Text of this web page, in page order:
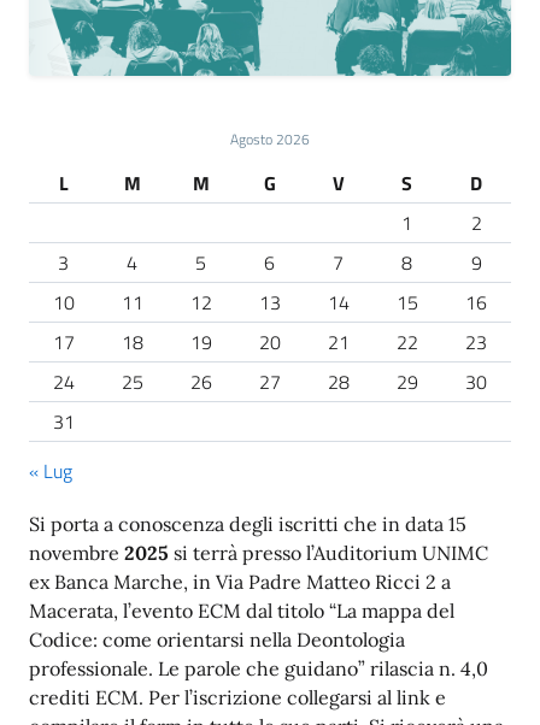
Agosto 2026
L M M G V S
D
1
2
3
4 5 6 7 8
9
10
11 12 13 14 15
16
17
18 19 20 21 22
23
24
25 26 27 28 29
30
31
« Lug
Si porta a conoscenza degli iscritti che in data 15
novembre 2025 si terrà presso l’Auditorium UNIMC
ex Banca Marche, in Via Padre Matteo Ricci 2 a
Macerata, l’evento ECM dal titolo “La mappa del
Codice: come orientarsi nella Deontologia
professionale. Le parole che guidano” rilascia n. 4,0
crediti ECM. Per l’iscrizione collegarsi al link e